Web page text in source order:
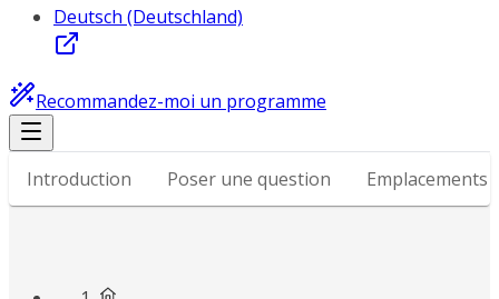
Deutsch (Deutschland)
Recommandez-moi un programme
Introduction Poser une question Emplacements